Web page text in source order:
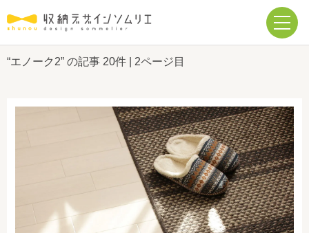
“エノーク2” の記事 20件 | 2ページ目